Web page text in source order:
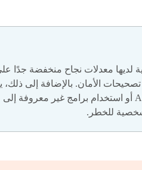
لديها معدلات نجاح منخفضة جدًا
تصحيحات الأمان. بالإضافة إلى ذلك،
أن يؤدي تنزيل ملفات APK أو استخدام برامج غير معروفة إلى
للخطر.